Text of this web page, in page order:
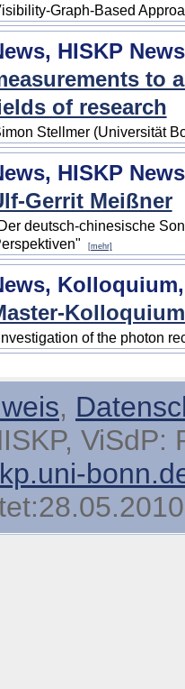
Graph-Based
HISKP
to
of research
Stellmer (Universität
HISKP
Gerrit Meißner
deutsch-chinesische
[mehr]
of the photon
,
ViSdP: